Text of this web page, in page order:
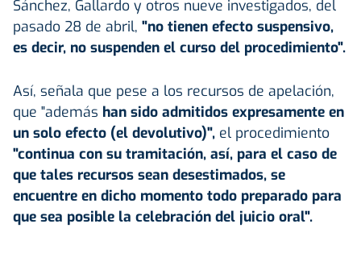
Sánchez, Gallardo y otros nueve investigados, del
pasado 28 de abril, "no tienen efecto suspensivo,
es decir, no suspenden el curso del procedimiento".
Así, señala que pese a los recursos de apelación,
que "además han sido admitidos expresamente en
un solo efecto (el devolutivo)", el procedimiento
"continua con su tramitación, así, para el caso de
que tales recursos sean desestimados, se
encuentre en dicho momento todo preparado para
que sea posible la celebración del juicio oral".